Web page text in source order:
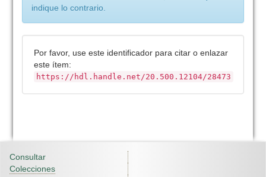
indique lo contrario.
Por favor, use este identificador para citar o enlazar
este ítem:
https://hdl.handle.net/20.500.12104/28473
Consultar
Colecciones